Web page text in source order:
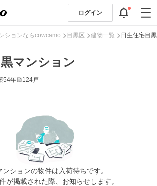
ログイン
ションならcowcamo 目黒区 建物一覧 日生住宅目
マンション
54年 124戸
ンションの物件は入荷待ちです。
が掲載された際、お知らせします。